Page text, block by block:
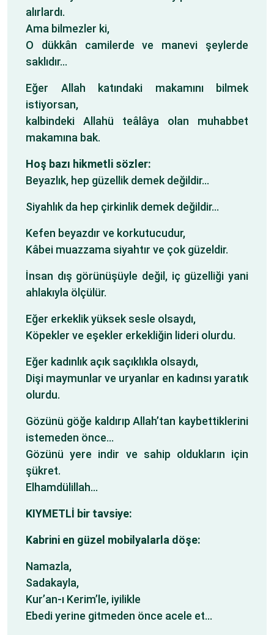
alırlardı.
Ama bilmezler ki,
O dükkân camilerde ve manevi şeylerde
saklıdır…
Eğer Allah katındaki makamını bilmek
istiyorsan,
kalbindeki Allahü teâlâya olan muhabbet
makamına bak.
Hoş bazı hikmetli sözler:
Beyazlık, hep güzellik demek değildir…
Siyahlık da hep çirkinlik demek değildir…
Kefen beyazdır ve korkutucudur,
Kâbei muazzama siyahtır ve çok güzeldir.
İnsan dış görünüşüyle değil, iç güzelliği yani
ahlakıyla ölçülür.
Eğer erkeklik yüksek sesle olsaydı,
Köpekler ve eşekler erkekliğin lideri olurdu.
Eğer kadınlık açık saçıklıkla olsaydı,
Dişi maymunlar ve uryanlar en kadınsı yaratık
olurdu.
Gözünü göğe kaldırıp Allah’tan kaybettiklerini
istemeden önce…
Gözünü yere indir ve sahip oldukların için
şükret.
Elhamdülillah…
KIYMETLİ bir tavsiye:
Kabrini en güzel mobilyalarla döşe:
Namazla,
Sadakayla,
Kur’an-ı Kerim’le, iyilikle
Ebedi yerine gitmeden önce acele et…